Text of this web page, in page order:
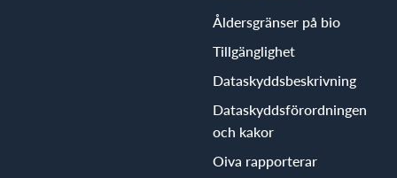
Åldersgränser på bio
Tillgänglighet
Dataskyddsbeskrivning
Dataskyddsförordningen
och kakor
Oiva rapporterar